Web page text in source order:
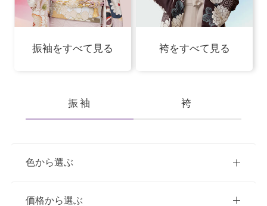
振袖をすべて見る 袴をすべて見る
振袖 袴
色から選ぶ
赤
価格から選ぶ